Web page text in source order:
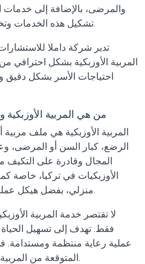
والمرضى، بالإضافة إلى خدمات
تشكيل هذه الخدمات وتخصيصها وفقًا لاحتياجات الأسرة.
تدير شركة داملا
المربية الأوزبكية بشكل احترافي من
احتياجات الأسر بشكل دقيق
من هي المربية
المربية الأوزبكية هي ملف
الرضع، كبار السن أو المرضى،
المجال وقادرة على التكيف
الأوزبكيات في تركيا، خاصة
منزلي، بفضل هيكل عملهن العملي ووعيهن بالمسؤولية.
لا تقتصر خدمة المربية
فقط. تهدف إلى تسهيل الحياة
عملية رعاية منتظمة ومستدامة.
المتوقعة من المربية بوضوح وفقًا لاحتياجات الأسرة.